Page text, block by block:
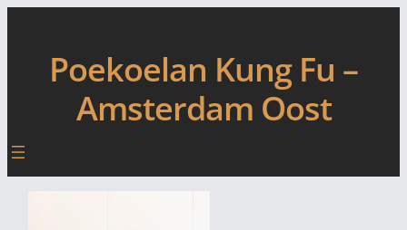
Poekoelan Kung Fu –
Amsterdam Oost